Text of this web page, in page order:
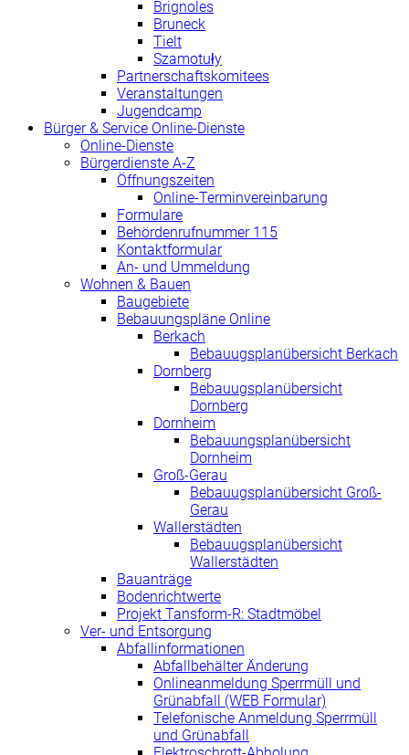
Brignoles
Bruneck
Tielt
Szamotuły
Partnerschaftskomitees
Veranstaltungen
Jugendcamp
Bürger & Service Online-Dienste
Online-Dienste
Bürgerdienste A-Z
Öffnungszeiten
Online-Terminvereinbarung
Formulare
Behördenrufnummer 115
Kontaktformular
An- und Ummeldung
Wohnen & Bauen
Baugebiete
Bebauungspläne Online
Berkach
Bebauugsplanübersicht Berkach
Dornberg
Bebauugsplanübersicht
Dornberg
Dornheim
Bebauungsplanübersicht
Dornheim
Groß-Gerau
Bebauugsplanübersicht Groß-
Gerau
Wallerstädten
Bebauugsplanübersicht
Wallerstädten
Bauanträge
Bodenrichtwerte
Projekt Tansform-R: Stadtmöbel
Ver- und Entsorgung
Abfallinformationen
Abfallbehälter Änderung
Onlineanmeldung Sperrmüll und
Grünabfall (WEB Formular)
Telefonische Anmeldung Sperrmüll
und Grünabfall